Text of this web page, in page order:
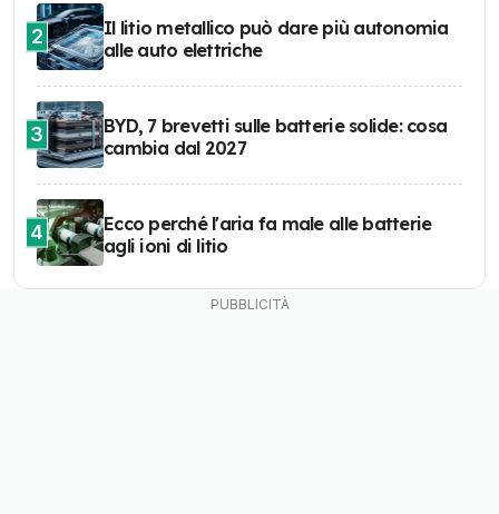
2
Il litio metallico può dare più autonomia
alle auto elettriche
3
BYD, 7 brevetti sulle batterie solide: cosa
cambia dal 2027
4
Ecco perché l'aria fa male alle batterie
agli ioni di litio